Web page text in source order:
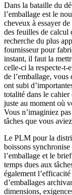
Dans la bataille du
l’emballage est le
cheveux à essayer
des feuilles de calcul
recherche du plus
fournisseur pour
instant, il faut la
celle-ci la respecte-t-
de l’emballage,
ont subi
totalité dans le
juste au moment où
Vous n’imaginiez
tâches que vous
Le PLM pour la
boissons
l’emballage et le
temps dues aux
également
d’emballages
dimensions,